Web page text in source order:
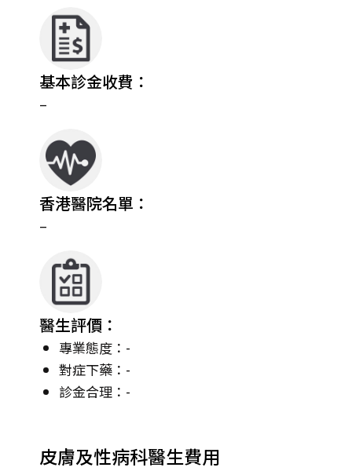
基本診金收費：
–
香港醫院名單：
–
醫生評價：
專業態度：-
對症下藥：-
診金合理：-
皮膚及性病科醫生費用